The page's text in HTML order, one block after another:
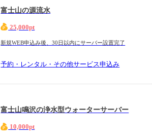
富士山の源流水
25,000pt
新規WEB申込み後、30日以内にサーバー設置完了
予約・レンタル・その他サービス申込み
富士山鳴沢の浄水型ウォーターサーバー
10,000pt